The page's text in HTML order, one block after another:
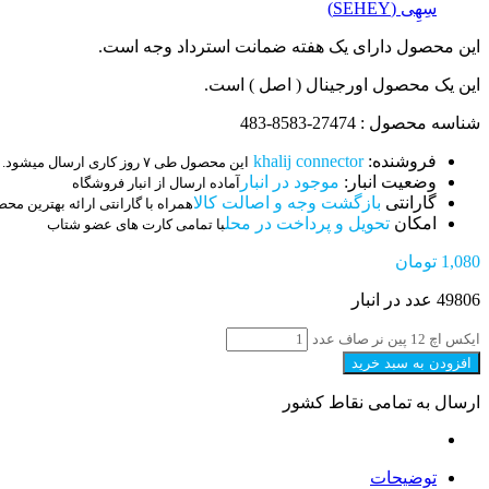
سِهِی (SEHEY)
این محصول دارای یک هفته ضمانت استرداد وجه است.
این یک محصول اورجینال ( اصل ) است.
شناسه محصول : 27474-8583-483
فروشنده:khalij connector این محصول طی ۷ روز کاری ارسال میشود.
وضعیت انبار: موجود در انبار آماده ارسال از انبار فروشگاه
گارانتی بازگشت وجه و اصالت کالاهمراه با گارانتی ارائه بهترین
امکان تحویل و پرداخت در محلبا تمامی کارت های عضو شتاب
1,080 تومان
49806 عدد در انبار
ایکس اچ 12 پین نر صاف عدد
افزودن به سبد خرید
ارسال به تمامی نقاط کشور
توضیحات